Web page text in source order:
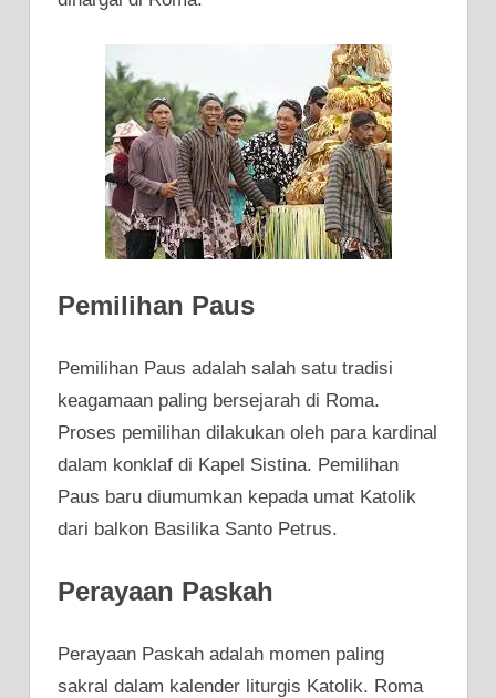
Pemilihan Paus
Pemilihan Paus adalah salah satu tradisi
keagamaan paling bersejarah di Roma.
Proses pemilihan dilakukan oleh para kardinal
dalam konklaf di Kapel Sistina. Pemilihan
Paus baru diumumkan kepada umat Katolik
dari balkon Basilika Santo Petrus.
Perayaan Paskah
Perayaan Paskah adalah momen paling
sakral dalam kalender liturgis Katolik. Roma